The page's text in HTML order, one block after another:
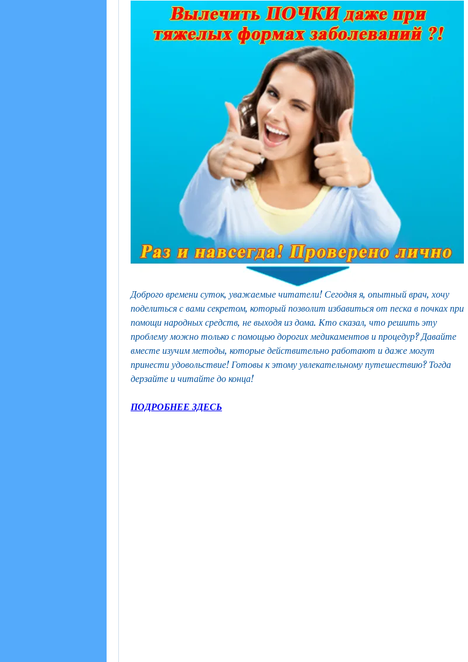
Доброго времени суток, уважаемые читатели! Сегодня я, опытный врач, хочу
поделиться с вами секретом, который позволит избавиться от песка в почках при
помощи народных средств, не выходя из дома. Кто сказал, что решить эту
проблему можно только с помощью дорогих медикаментов и процедур? Давайте
вместе изучим методы, которые действительно работают и даже могут
принести удовольствие! Готовы к этому увлекательному путешествию? Тогда
дерзайте и читайте до конца!
ПОДРОБНЕЕ ЗДЕСЬ